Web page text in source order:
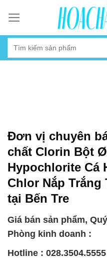
content
Đơn vị chuyên
chất Clorin Bột
Hypochlorite Cá
Chlor Nắp
tại Bến Tre
Giá bán sản phẩm,
Phòng kinh doanh :
Hotline :